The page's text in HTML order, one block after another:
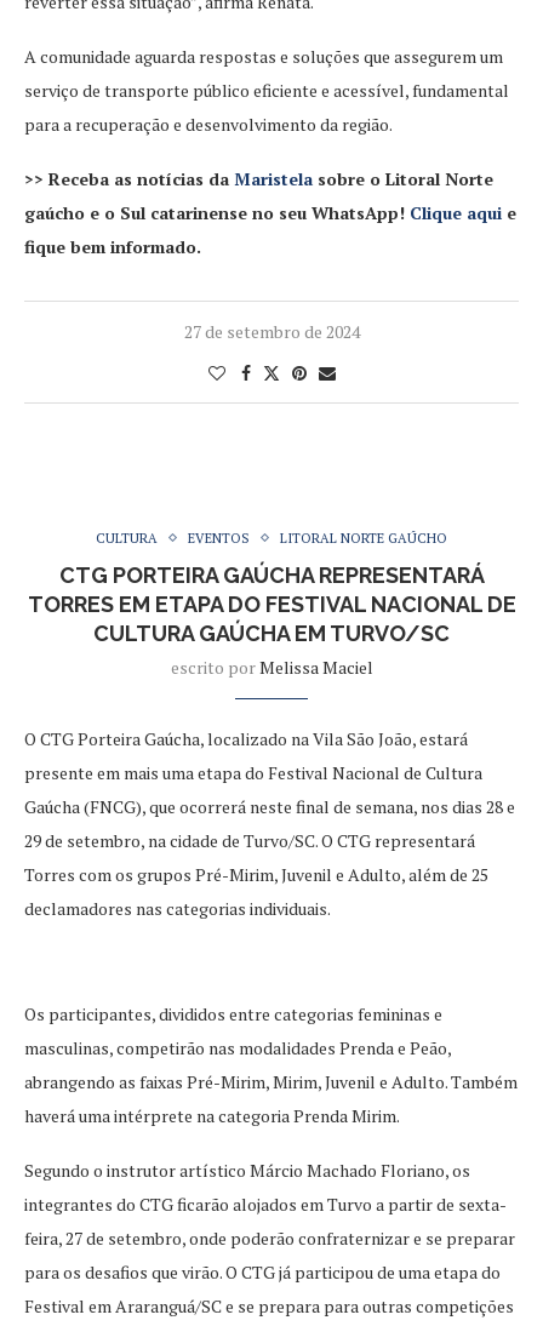
A comunidade aguarda respostas e soluções que assegurem um
serviço de transporte público eficiente e acessível, fundamental
para a recuperação e desenvolvimento da região.
>> Receba as notícias da Maristela sobre o Litoral Norte
gaúcho e o Sul catarinense no seu WhatsApp! Clique aqui e
fique bem informado.
27 de setembro de 2024
CULTURA EVENTOS LITORAL NORTE GAÚCHO
CTG PORTEIRA GAÚCHA REPRESENTARÁ
TORRES EM ETAPA DO FESTIVAL NACIONAL DE
CULTURA GAÚCHA EM TURVO/SC
escrito porMelissa Maciel
O CTG Porteira Gaúcha, localizado na Vila São João, estará
presente em mais uma etapa do Festival Nacional de Cultura
Gaúcha (FNCG), que ocorrerá neste final de semana, nos dias 28 e
29 de setembro, na cidade de Turvo/SC. O CTG representará
Torres com os grupos Pré-Mirim, Juvenil e Adulto, além de 25
declamadores nas categorias individuais.
Os participantes, divididos entre categorias femininas e
masculinas, competirão nas modalidades Prenda e Peão,
abrangendo as faixas Pré-Mirim, Mirim, Juvenil e Adulto. Também
haverá uma intérprete na categoria Prenda Mirim.
Segundo o instrutor artístico Márcio Machado Floriano, os
integrantes do CTG ficarão alojados em Turvo a partir de sexta-
feira, 27 de setembro, onde poderão confraternizar e se preparar
para os desafios que virão. O CTG já participou de uma etapa do
Festival em Araranguá/SC e se prepara para outras competições